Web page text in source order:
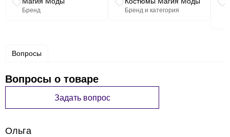
Бренд Бренд и категория
Вопросы
Вопросы о товаре
Задать вопрос
Ольга